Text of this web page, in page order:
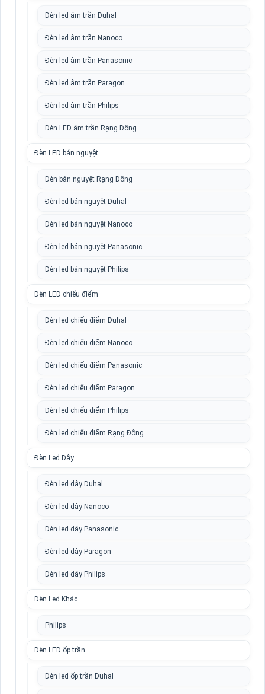
Đèn led âm trần Duhal
Đèn led âm trần Nanoco
Đèn led âm trần Panasonic
Đèn led âm trần Paragon
Đèn led âm trần Philips
Đèn LED âm trần Rạng Đông
Đèn LED bán nguyệt
Đèn bán nguyệt Rạng Đông
Đèn led bán nguyệt Duhal
Đèn led bán nguyệt Nanoco
Đèn led bán nguyệt Panasonic
Đèn led bán nguyệt Philips
Đèn LED chiếu điểm
Đèn led chiếu điểm Duhal
Đèn led chiếu điểm Nanoco
Đèn led chiếu điểm Panasonic
Đèn led chiếu điểm Paragon
Đèn led chiếu điểm Philips
Đèn led chiếu điểm Rạng Đông
Đèn Led Dây
Đèn led dây Duhal
Đèn led dây Nanoco
Đèn led dây Panasonic
Đèn led dây Paragon
Đèn led dây Philips
Đèn Led Khác
Philips
Đèn LED ốp trần
Đèn led ốp trần Duhal